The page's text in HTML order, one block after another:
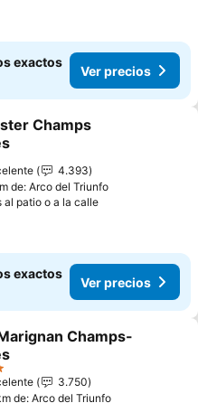
exactos
Ver precios
a favoritos
Champs
4.393
de: Arco del Triunfo
al patio o a la calleVer precios
exactos
Ver precios
a favoritos
Champs-
3.750
de: Arco del Triunfo